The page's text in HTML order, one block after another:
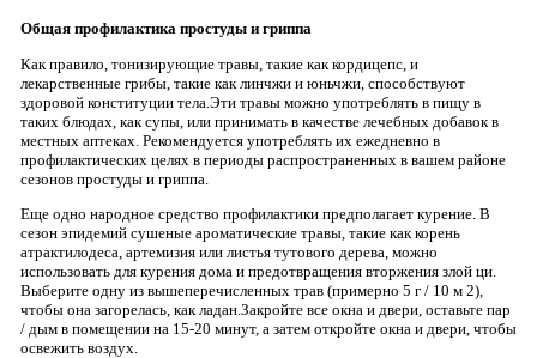
Общая профилактика простуды и гриппа
Как правило, тонизирующие травы, такие как кордицепс, и
лекарственные грибы, такие как линчжи и юньчжи, способствуют
здоровой конституции тела.Эти травы можно употреблять в пищу в
таких блюдах, как супы, или принимать в качестве лечебных добавок в
местных аптеках. Рекомендуется употреблять их ежедневно в
профилактических целях в периоды распространенных в вашем районе
сезонов простуды и гриппа.
Еще одно народное средство профилактики предполагает курение. В
сезон эпидемий сушеные ароматические травы, такие как корень
атрактилодеса, артемизия или листья тутового дерева, можно
использовать для курения дома и предотвращения вторжения злой ци.
Выберите одну из вышеперечисленных трав (примерно 5 г / 10 м 2),
чтобы она загорелась, как ладан.Закройте все окна и двери, оставьте пар
/ дым в помещении на 15-20 минут, а затем откройте окна и двери, чтобы
освежить воздух.